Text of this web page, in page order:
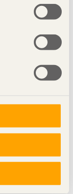
trä. Kristevik
och tar liten
du rakt ut mot
skärgård
trädgård. Arkitekt
hela den